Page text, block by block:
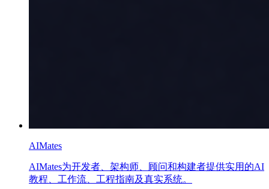
AIMates
AIMates为开发者、架构师、顾问和构建者提供实用的AI
教程、工作流、工程指南及真实系统。